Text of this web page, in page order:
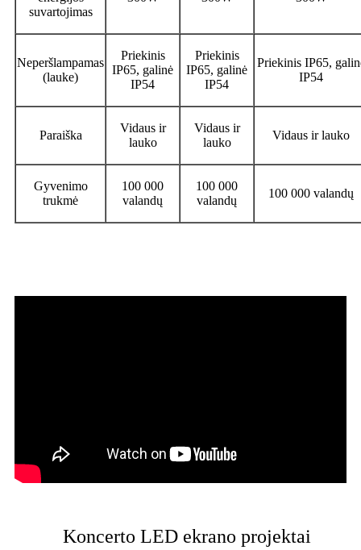
suvartojimas
Neperšlampamas
(lauke)
Priekinis
IP65, galinė
IP54
Priekinis
IP65, galinė
IP54
Priekinis IP65,
IP54
Paraiška
Vidaus ir
lauko
Vidaus ir
lauko
Vidaus ir lauko
Gyvenimo
trukmė
100 000
valandų
100 000
valandų
100 000 valandų
Koncerto LED ekrano projektai